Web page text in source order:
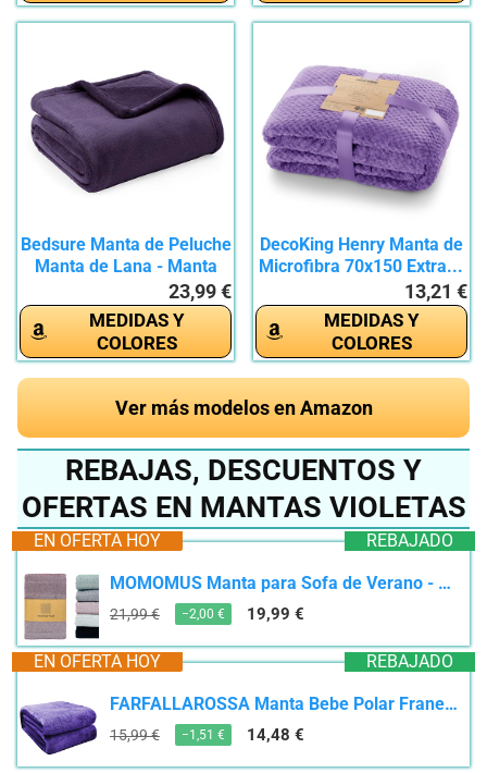
Bedsure Manta de Peluche
Manta de Lana - Manta
23,99 €
MEDIDAS Y
COLORES
DecoKing Henry Manta de
Microfibra 70x150 Extra...
13,21 €
MEDIDAS Y
COLORES
Ver más modelos en Amazon
REBAJAS, DESCUENTOS Y
OFERTAS EN MANTAS VIOLETAS
REBAJADO
EN OFERTA HOY
MOMOMUS Manta para Sofa de Verano - Fina Colcha Multiusos para Camas - Ligera, Práctica, Estilo...
21,99 € −2,00 € 19,99 €
REBAJADO
EN OFERTA HOY
FARFALLAROSSA Manta Bebe Polar Franela Extra Suave, 70x100cm, Mantas Infantil, Violeta 2
15,99 € −1,51 € 14,48 €